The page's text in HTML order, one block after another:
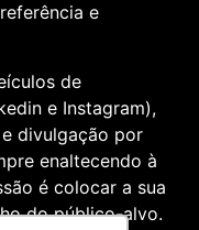
e
de
e Instagram),
divulgação por
enaltecendo à
é colocar a sua
do público-alvo.